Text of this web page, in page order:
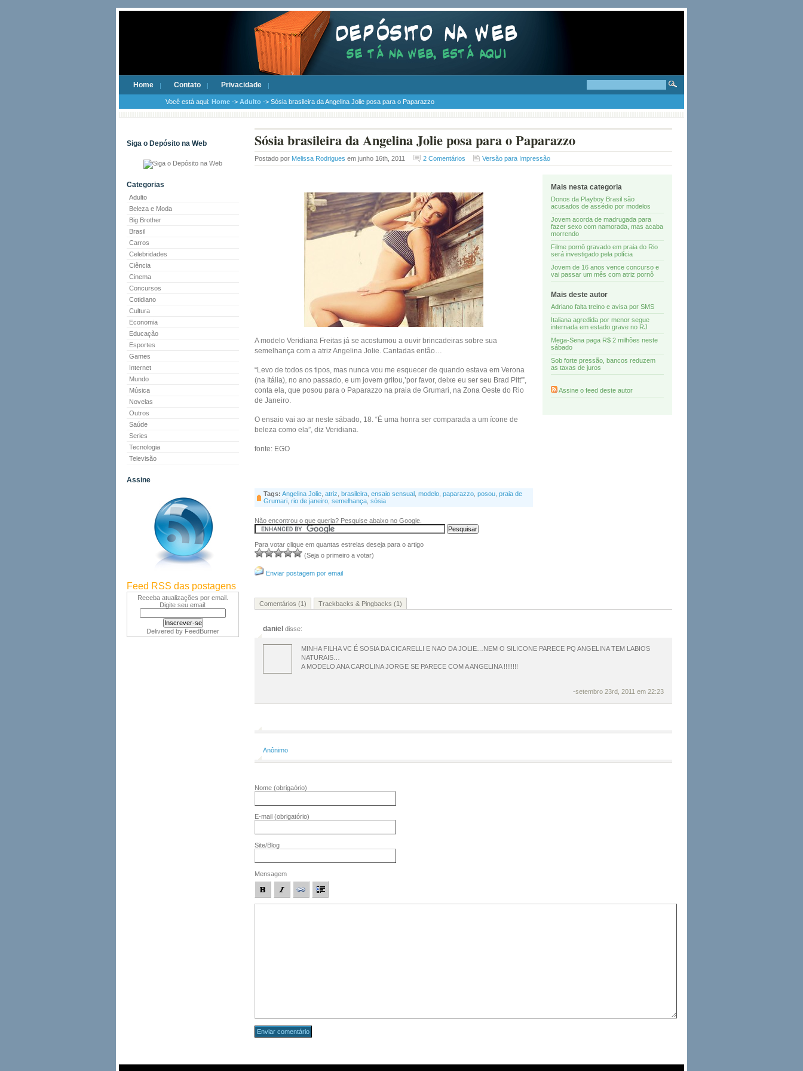
Home Contato Privacidade
Você está aqui: Home -> Adulto -> Sósia brasileira da Angelina Jolie posa para o Paparazzo
Siga o Depósito na Web
Categorias
Adulto
Beleza e Moda
Big Brother
Brasil
Carros
Celebridades
Ciência
Cinema
Concursos
Cotidiano
Cultura
Economia
Educação
Esportes
Games
Internet
Mundo
Música
Novelas
Outros
Saúde
Series
Tecnologia
Televisão
Assine
Feed RSS das postagens
Receba atualizações por email.
Digite seu email:
Delivered by FeedBurner
Sósia brasileira da Angelina Jolie posa para o Paparazzo
Postado por Melissa Rodrigues em junho 16th, 2011 2 Comentários Versão para Impressão
A modelo Veridiana Freitas já se acostumou a ouvir brincadeiras sobre sua
semelhança com a atriz Angelina Jolie. Cantadas então…
“Levo de todos os tipos, mas nunca vou me esquecer de quando estava em Verona
(na Itália), no ano passado, e um jovem gritou,’por favor, deixe eu ser seu Brad Pitt'”,
conta ela, que posou para o Paparazzo na praia de Grumari, na Zona Oeste do Rio
de Janeiro.
O ensaio vai ao ar neste sábado, 18. “É uma honra ser comparada a um ícone de
beleza como ela”, diz Veridiana.
fonte: EGO
Mais nesta categoria
Donos da Playboy Brasil são
acusados de assédio por modelos
Jovem acorda de madrugada para
fazer sexo com namorada, mas acaba
morrendo
Filme pornô gravado em praia do Rio
será investigado pela polícia
Jovem de 16 anos vence concurso e
vai passar um mês com atriz pornô
Mais deste autor
Adriano falta treino e avisa por SMS
Italiana agredida por menor segue
internada em estado grave no RJ
Mega-Sena paga R$ 2 milhões neste
sábado
Sob forte pressão, bancos reduzem
as taxas de juros
Assine o feed deste autor
Tags: Angelina Jolie atriz brasileira ensaio sensual modelo paparazzo posou praia de
Grumari rio de janeiro semelhança sósia
Não encontrou o que queria? Pesquise abaixo no Google.
Para votar clique em quantas estrelas deseja para o artigo
(Seja o primeiro a votar)
Enviar postagem por email
Comentários (1) Trackbacks & Pingbacks (1)
daniel disse:
MINHA FILHA VC É SOSIA DA CICARELLI E NAO DA JOLIE…NEM O SILICONE PARECE PQ ANGELINA TEM LABIOS
NATURAIS…
A MODELO ANA CAROLINA JORGE SE PARECE COM A ANGELINA !!!!!!!!
-setembro 23rd, 2011 em 22:23
Anônimo
Nome (obrigaório)
E-mail (obrigatório)
Site/Blog
Mensagem